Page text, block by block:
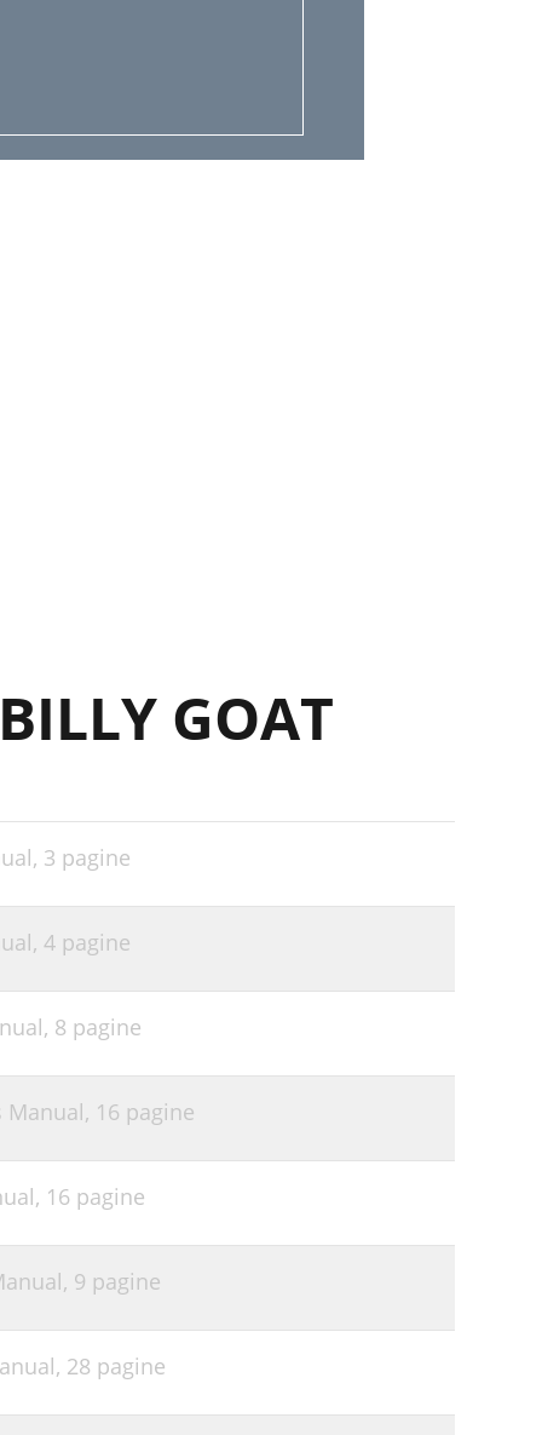
GOAT
3 pagine
4 pagine
8 pagine
Manual, 16 pagine
16 pagine
9 pagine
28 pagine